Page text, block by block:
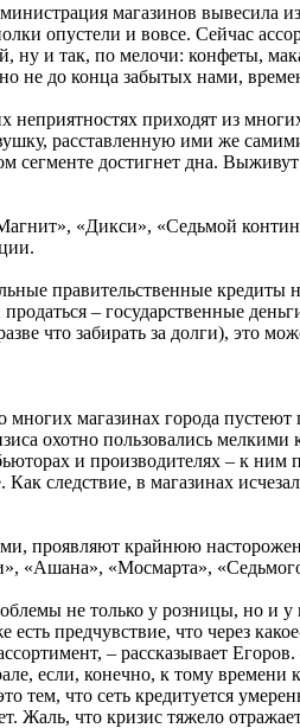
магазинов вывесила
опустели и вовсе. Сейчас
ну и так, по мелочи: конфеты,
не до конца забытых нами,
приходят из
расставленную ими же
сегменте достигнет дна.
«Дикси», «Седьмой
правительственные
– государственные
что забирать за долги), это
магазинах города
охотно пользовались мелкими
и производителях – к ним
следствие, в магазинах
проявляют крайнюю
«Ашана», «Мосмарта»,
не только у розницы, но и
предчувствие, что через
– рассказывает
если, конечно, к тому
что сеть кредитуется
Жаль, что кризис тяжело